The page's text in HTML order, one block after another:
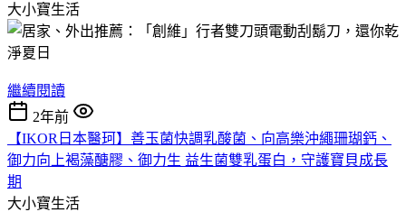
大小寶生活
繼續閱讀
2年前
【IKOR日本醫珂】善玉菌快調乳酸菌、向高樂沖繩珊瑚鈣、
御力向上褐藻醣膠、御力生 益生菌雙乳蛋白，守護寶貝成長
期
大小寶生活